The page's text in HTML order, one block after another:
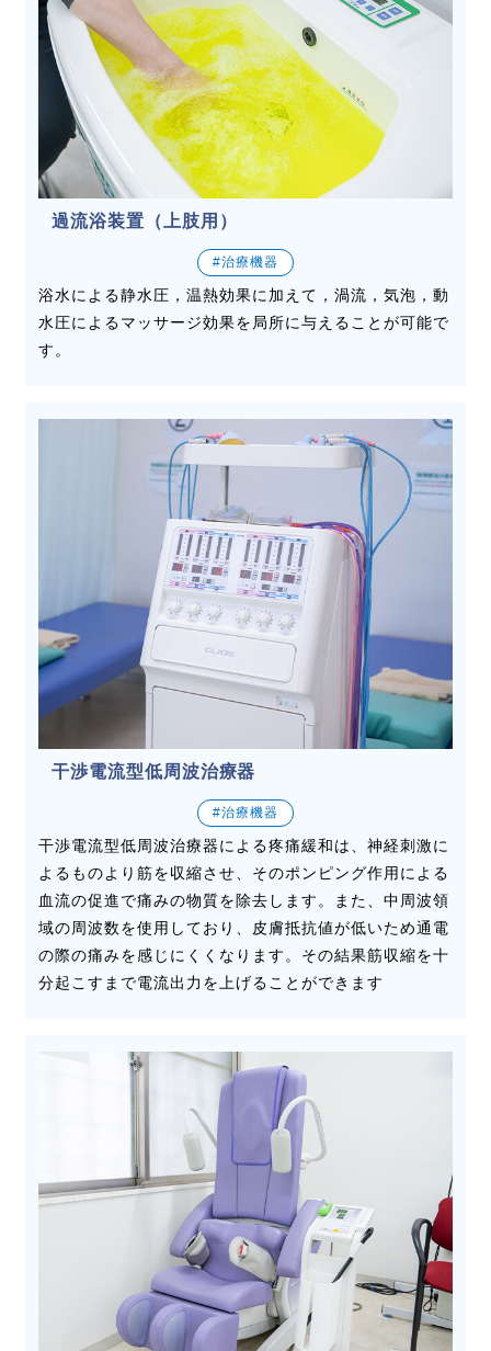
過流浴装置（上肢用）
#治療機器
浴水による静水圧，温熱効果に加えて，渦流，気泡，動
水圧によるマッサージ効果を局所に与えることが可能で
す。
干渉電流型低周波治療器
#治療機器
干渉電流型低周波治療器による疼痛緩和は、神経刺激に
よるものより筋を収縮させ、そのポンピング作用による
血流の促進で痛みの物質を除去します。また、中周波領
域の周波数を使用しており、皮膚抵抗値が低いため通電
の際の痛みを感じにくくなります。その結果筋収縮を十
分起こすまで電流出力を上げることができます